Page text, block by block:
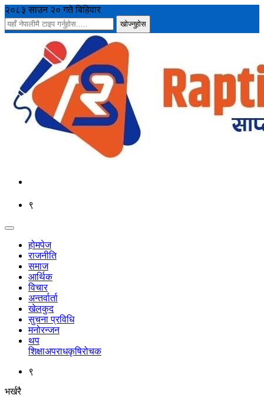
२०८३ साउन २० गते बिहिवार
९
होमपेज
राजनीति
समाज
आर्थिक
विचार
अन्तर्वार्ता
खेलकुद
सुचना प्रविधि
मनोरन्जन
थप
शिक्षाअपराधकृषिरोचक
९
भर्खरै